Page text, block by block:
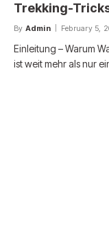
Trekking-
By Admin February 5,
Einleitung – Warum
ist weit mehr als nur